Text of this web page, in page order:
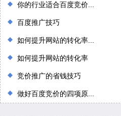
你的行业适合百度竞价...
百度推广技巧
如何提升网站的转化率...
如何提升网站的转化率
竞价推广的省钱技巧
做好百度竞价的四项原...